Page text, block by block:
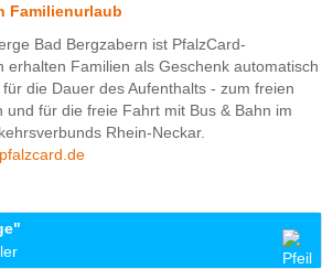
Familienurlaub
Bad Bergzabern ist PfalzCard-
erhalten Familien als Geschenk automatisch
die Dauer des Aufenthalts - zum freien
und für die freie Fahrt mit Bus & Bahn im
Rhein-Neckar.